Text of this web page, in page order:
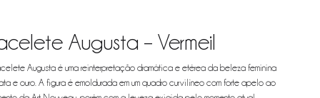
Augusta – Vermeil
Augusta é uma reinterpretação dramática e etérea da beleza feminina
e ouro. A figura é emoldurada em um quadro curvilíneo com forte apelo ao